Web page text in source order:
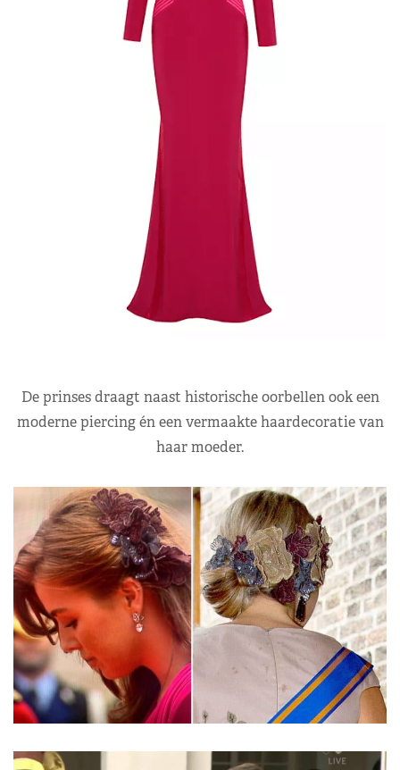
De prinses draagt naast historische oorbellen ook een
moderne piercing én een vermaakte haardecoratie van
haar moeder.